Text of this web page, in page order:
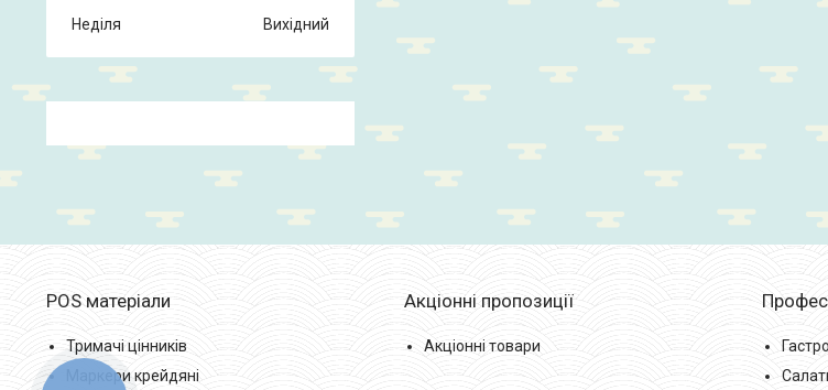
Неділя
Вихідний
POS матеріали
Тримачі цінників
Маркери крейдяні
Акціонні пропозиції
Акціонні товари